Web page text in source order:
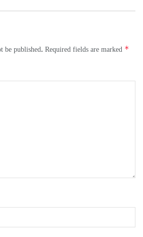
be published. Required fields are marked *